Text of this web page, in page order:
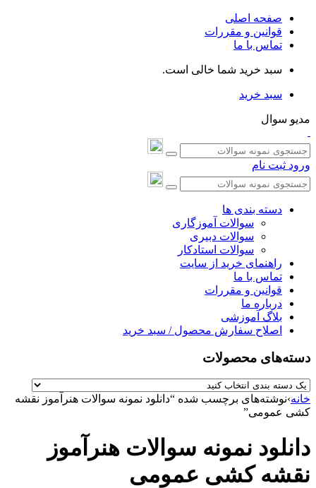
صفحه اصلی
قوانین و مقررات
تماس با ما
سبد خرید شما خالی است.
سبد خرید
مدیو سوال
ورود ثبت نام
دسته بندی ها
سوالات آموزگاری
سوالات دبیری
سوالات استادکار
راهنمای خرید از سایت
تماس با ما
قوانین و مقررات
درباره ما
بلاگ آموزشی
اصلاح سفارش محصول / سبد خرید
دسته‌های محصولات
خانه›نوشته‌های برچسب شده “دانلود نمونه سوالات هنرآموز نقشه
کشی عمومی”
دانلود نمونه سوالات هنرآموز
نقشه کشی عمومی